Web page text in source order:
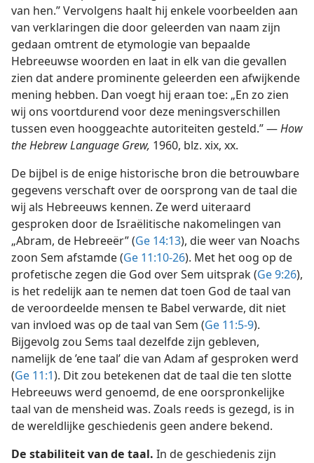
van hen.” Vervolgens haalt hij enkele voorbeelden aan
van verklaringen die door geleerden van naam zijn
gedaan omtrent de etymologie van bepaalde
Hebreeuwse woorden en laat in elk van die gevallen
zien dat andere prominente geleerden een afwijkende
mening hebben. Dan voegt hij eraan toe: „En zo zien
wij ons voortdurend voor deze meningsverschillen
tussen even hooggeachte autoriteiten gesteld.” —How
the Hebrew Language Grew, 1960, blz. xix, xx.
De bijbel is de enige historische bron die betrouwbare
gegevens verschaft over de oorsprong van de taal die
wij als Hebreeuws kennen. Ze werd uiteraard
gesproken door de Israëlitische nakomelingen van
„Abram, de Hebreeër” (Ge 14:13), die weer van Noachs
zoon Sem afstamde (Ge 11:10-26). Met het oog op de
profetische zegen die God over Sem uitsprak (Ge 9:26),
is het redelijk aan te nemen dat toen God de taal van
de veroordeelde mensen te Babel verwarde, dit niet
van invloed was op de taal van Sem (Ge 11:5-9).
Bijgevolg zou Sems taal dezelfde zijn gebleven,
namelijk de ’ene taal’ die van Adam af gesproken werd
(Ge 11:1). Dit zou betekenen dat de taal die ten slotte
Hebreeuws werd genoemd, de ene oorspronkelijke
taal van de mensheid was. Zoals reeds is gezegd, is in
de wereldlijke geschiedenis geen andere bekend.
De stabiliteit van de taal. In de geschiedenis zijn